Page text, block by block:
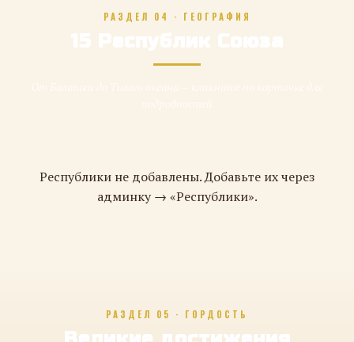
РАЗДЕЛ 04 · ГЕОГРАФИЯ
15 Республик Союза
Республики не добавлены. Добавьте их через
админку → «Республики».
РАЗДЕЛ 05 · ГОРДОСТЬ